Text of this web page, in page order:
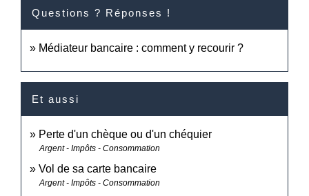
Questions ? Réponses !
Médiateur bancaire : comment y recourir ?
Et aussi
Perte d'un chèque ou d'un chéquier
Argent - Impôts - Consommation
Vol de sa carte bancaire
Argent - Impôts - Consommation